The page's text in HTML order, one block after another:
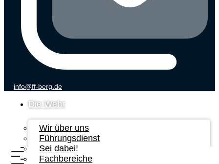
info@ff-berg.de
Die Wehr
Wir über uns
Führungsdienst
Sei dabei!
Fachbereiche